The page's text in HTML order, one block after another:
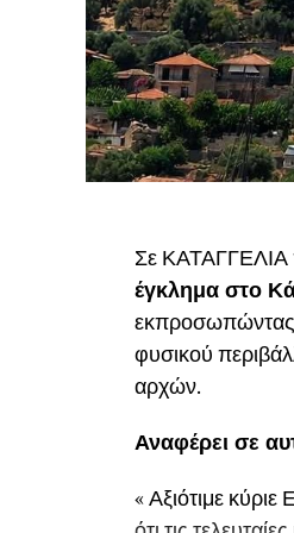
Σε ΚΑΤΑΓΓΕΛΙΑ
έγκλημα στο
εκπροσωπώντας
φυσικού
αρχών.
Αναφέρει σε
« Αξιότιμε